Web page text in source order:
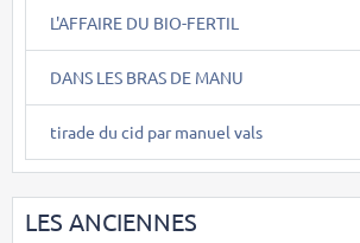
L'AFFAIRE DU BIO-FERTIL
DANS LES BRAS DE MANU
tirade du cid par manuel vals
LES ANCIENNES